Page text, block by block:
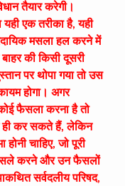
तैयार करेगी।
यही एक तरीका है, यही
मसला हल करने में
बाहर की किसी दूसरी
पर थोपा गया तो उस
होगा। अगर
फैसला करना है तो
ही कर सकते हैं, लेकिन
चाहिए, जो पूरी
करने और उन फैसलों
सर्वदलीय परिषद,